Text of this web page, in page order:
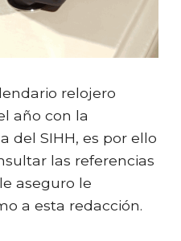
relojero
año con la
del SIHH, es por ello
las referencias
aseguro le
a esta redacción.